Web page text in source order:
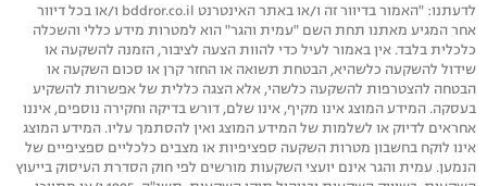
לדעתנו: "האמור בדיוור זה ו/או באתר האינטרנט bddror.co.il ו/או בכל דיוור
אחר המגיע מאתנו תחת השם "עמית והגר" הוא למטרות מידע כללי והשכלה
כלכלית בלבד. אין באמור לעיל כדי להוות הצעה לציבור, הזמנה להשקעה או
שידול להשקעה כלשהיא, הבטחת תשואה או החזר קרן או סכום השקעה או
הבטחה להצטרפות להשקעה כלשהי, אלא הצגה כללית של אפשרות להשקיע
בעסקה. המידע המוצג אינו מקיף, אינו שלם, דורש בדיקה וחקירה נוספים, איננו
אחראים לדיוק או לשלמות של המידע המוצג ואין להסתמך עליו. המידע המוצג
אינו לוקח בחשבון מטרות השקעה ספציפיות או מצבים כלכליים ספציפיים של
הנמען. עמית והגר אינם יועצי השקעות מורשים לפי חוק הסדרת העיסוק בייעוץ